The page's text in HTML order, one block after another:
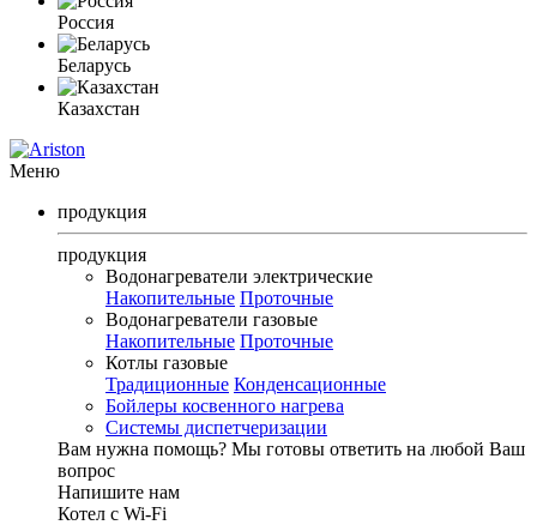
Россия
Беларусь
Казахстан
Меню
продукция
продукция
Водонагреватели электрические
Накопительные Проточные
Водонагреватели газовые
Накопительные Проточные
Котлы газовые
Традиционные Конденсационные
Бойлеры косвенного нагрева
Системы диспетчеризации
Вам нужна помощь? Мы готовы ответить на любой Ваш
вопрос
Напишите нам
Котел с Wi-Fi